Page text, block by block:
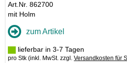
Art.Nr. 862700
mit Holm
zum Artikel
lieferbar in 3-7 Tagen
pro Stk (inkl. MwSt. zzgl. Versandkosten für